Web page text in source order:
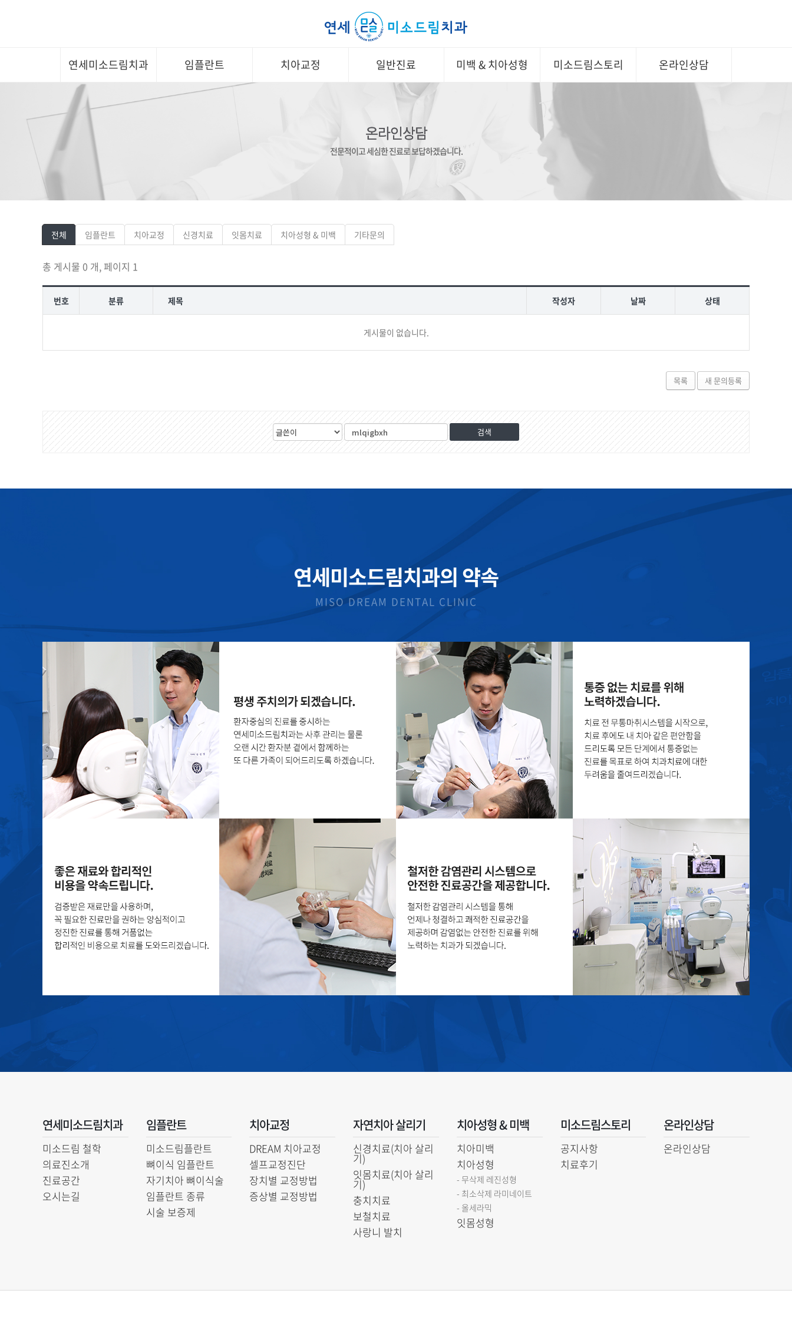
연세미소드림치과 임플란트 치아교정 일반진료 미백 & 치아성형 미소드림스토리 온라인상담
온라인상담
전문적이고 세심한 진료로 보답하겠습니다.
전체 임플란트 치아교정 신경치료 잇몸치료 치아성형 & 미백 기타문의
총 게시물 0 개, 페이지 1
번호 분류 제목 작성자 날짜 상태
게시물이 없습니다.
목록 새 문의등록
검
색
색
연세미소드림치과의 약속
MISO DREAM DENTAL CLINIC
연세미소드림치과
미소드림 철학
의료진소개
진료공간
오시는길
임플란트
미소드림플란트
뼈이식 임플란트
자기치아 뼈이식술
임플란트 종류
시술 보증제
치아교정
DREAM 치아교정
셀프교정진단
장치별 교정방법
증상별 교정방법
자연치아 살리기
신경치료(치아 살리
기)
잇몸치료(치아 살리
기)
충치치료
보철치료
사랑니 발치
치아성형 & 미백
치아미백
치아성형
- 무삭제 레진성형
- 최소삭제 라미네이트
- 올세라믹
잇몸성형
미소드림스토리
공지사항
치료후기
온라인상담
온라인상담